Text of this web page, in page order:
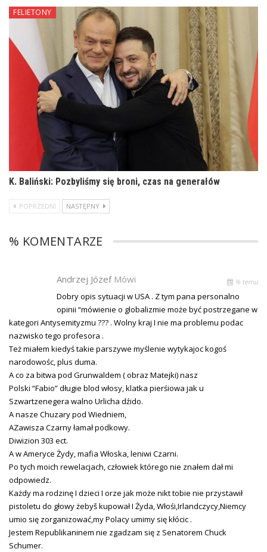
FELIETONY
K. Baliński: Pozbyliśmy się broni, czas na generałów
POPRZEDNI NASTĘPNY
% KOMENTARZE
Andrzej Józef Mówi % temu
Dobry opis sytuacji w USA . Z tym pana personalno
opinii “mówienie o globalizmie może być postrzegane w
kategori Antysemityzmu ??? . Wolny kraj I nie ma problemu podac
nazwisko tego profesora .
Też miałem kiedyś takie parszywe myślenie wytykajoc kogoś
narodowośc, plus duma.
A co za bitwa pod Grunwaldem ( obraz Matejki) nasz
Polski “Fabio” długie blod włosy, klatka pierśiowa jak u
Szwartzenegera walno Urlicha dźido.
A nasze Chuzary pod Wiedniem,
AZawisza Czarny łamał podkowy.
Diwizion 303 ect.
A w Ameryce Żydy, mafia Włoska, leniwi Czarni.
Po tych moich rewelacjach, człowiek którego nie znałem dał mi
odpowiedz.
Każdy ma rodzinę I dzieci I orze jak może nikt tobie nie przystawił
pistoletu do głowy żebyš kupował I Żyda, Włośi,Irlandczycy,Niemcy
umio się zorganizować,my Polacy umimy się kłócic .
Jestem Republikaninem nie zgadzam się z Senatorem Chuck
Schumer.